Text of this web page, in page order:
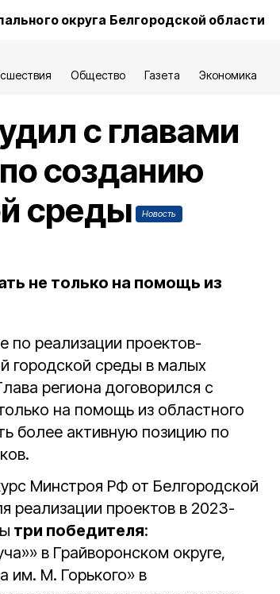
округа Белгородской области
Общество Газета Экономика
с главами
созданию
среды
Новость
не только на помощь из
по реализации проектов-
городской среды в малых
региона договорился с
на помощь из областного
более активную позицию по
Минстроя РФ от Белгородской
реализации проектов в 2023-
три победителя:
в Грайворонском округе,
им. М. Горького» в